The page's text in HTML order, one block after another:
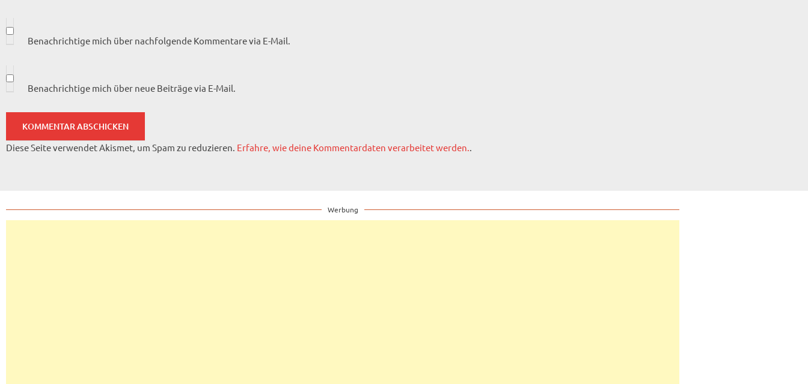
Benachrichtige mich über nachfolgende Kommentare via E-Mail.
Benachrichtige mich über neue Beiträge via E-Mail.
Diese Seite verwendet Akismet, um Spam zu reduzieren. Erfahre, wie deine Kommentardaten verarbeitet werden..
Werbung